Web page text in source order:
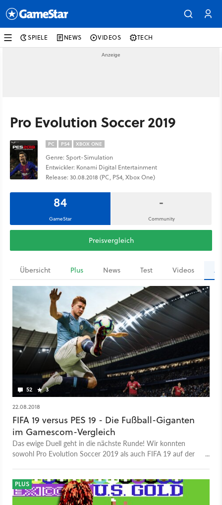
SPIELE NEWS VIDEOS TECH
Pro Evolution Soccer 2019
PC PS4 XBOX ONE
Genre: Sport-Simulation
Entwickler: Konami Digital Entertainment
Release: 30.08.2018 (PC, PS4, Xbox One)
84
GameStar
-
Community
Preisvergleich
Übersicht Plus News Test Videos
52 3
22.08.2018
FIFA 19 versus PES 19 - Die Fußball-Giganten
im Gamescom-Vergleich
Das ewige Duell geht in die nächste Runde! Wir konnten
sowohl Pro Evolution Soccer 2019 als auch FIFA 19 auf der
wie selten zuvor.
PLUS